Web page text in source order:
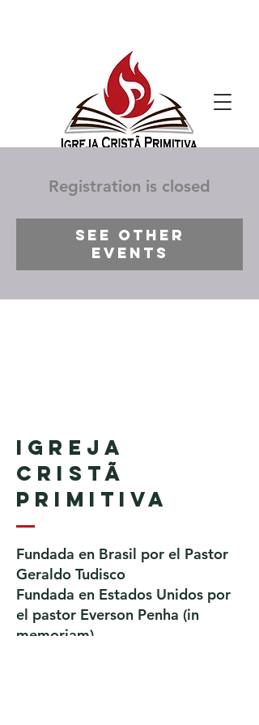
Registration is closed
See other
events
Igreja
Cristã
Primitiva
Fundada en Brasil por el Pastor
Geraldo Tudisco
Fundada en Estados Unidos por
el pastor Everson Penha ​(in
memoriam)